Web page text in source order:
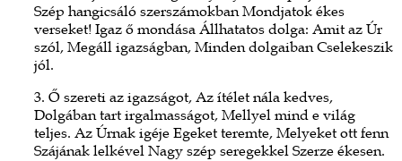
Szép hangicsáló szerszámokban Mondjatok ékes
verseket! Igaz ő mondása Állhatatos dolga: Amit az Úr
szól, Megáll igazságban, Minden dolgaiban Cselekeszik
jól.
3. Ő szereti az igazságot, Az ítélet nála kedves,
Dolgában tart irgalmasságot, Mellyel mind e világ
teljes. Az Úrnak igéje Egeket teremte, Melyeket ott fenn
Szájának lelkével Nagy szép seregekkel Szerze ékesen.